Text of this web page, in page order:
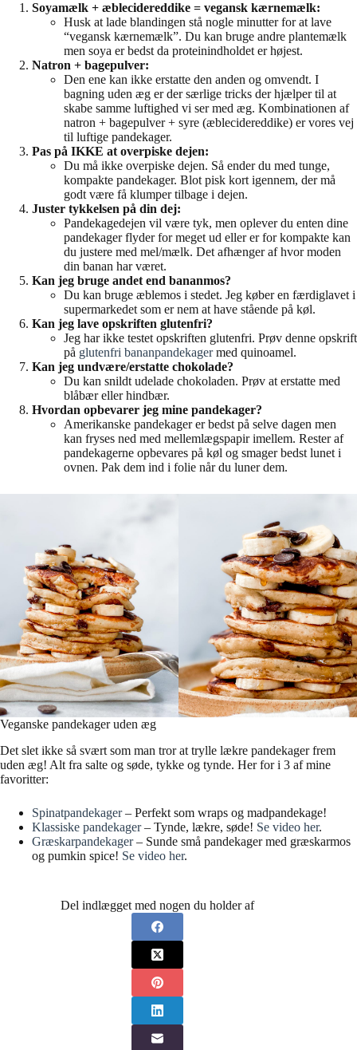
Soyamælk + æblecidereddike = vegansk kærnemælk:
Husk at lade blandingen stå nogle minutter for at lave
“vegansk kærnemælk”. Du kan bruge andre plantemælk
men soya er bedst da proteinindholdet er højest.
Natron + bagepulver:
Den ene kan ikke erstatte den anden og omvendt. I
bagning uden æg er der særlige tricks der hjælper til at
skabe samme luftighed vi ser med æg. Kombinationen af
natron + bagepulver + syre (æblecidereddike) er vores vej
til luftige pandekager.
Pas på IKKE at overpiske dejen:
Du må ikke overpiske dejen. Så ender du med tunge,
kompakte pandekager. Blot pisk kort igennem, der må
godt være få klumper tilbage i dejen.
Juster tykkelsen på din dej:
Pandekagedejen vil være tyk, men oplever du enten dine
pandekager flyder for meget ud eller er for kompakte kan
du justere med mel/mælk. Det afhænger af hvor moden
din banan har været.
Kan jeg bruge andet end bananmos?
Du kan bruge æblemos i stedet. Jeg køber en færdiglavet i
supermarkedet som er nem at have stående på køl.
Kan jeg lave opskriften glutenfri?
Jeg har ikke testet opskriften glutenfri. Prøv denne opskrift
på glutenfri bananpandekagermed quinoamel.
Kan jeg undvære/erstatte chokolade?
Du kan snildt udelade chokoladen. Prøv at erstatte med
blåbær eller hindbær.
Hvordan opbevarer jeg mine pandekager?
Amerikanske pandekager er bedst på selve dagen men
kan fryses ned med mellemlægspapir imellem. Rester af
pandekagerne opbevares på køl og smager bedst lunet i
ovnen. Pak dem ind i folie når du luner dem.
Veganske pandekager uden æg
Det slet ikke så svært som man tror at trylle lækre pandekager frem
uden æg! Alt fra salte og søde, tykke og tynde. Her for i 3 af mine
favoritter:
Spinatpandekager– Perfekt som wraps og madpandekage!
Klassiske pandekager– Tynde, lækre, søde! Se video her.
Græskarpandekager– Sunde små pandekager med græskarmos
og pumkin spice! Se video her.
Del indlægget med nogen du holder af